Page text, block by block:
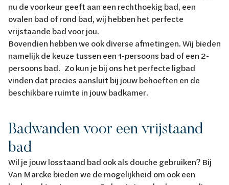
nu de voorkeur geeft aan een rechthoekig bad, een
ovalen bad of rond bad, wij hebben het perfecte
vrijstaande bad voor jou.
Bovendien hebben we ook diverse afmetingen. Wij bieden
namelijk de keuze tussen een 1-persoons bad of een 2-
persoons bad. Zo kun je bij ons het perfecte ligbad
vinden dat precies aansluit bij jouw behoeften en de
beschikbare ruimte in jouw badkamer.
Badwanden voor een vrijstaand
bad
Wil je jouw losstaand bad ook als douche gebruiken? Bij
Van Marcke bieden we de mogelijkheid om ook een